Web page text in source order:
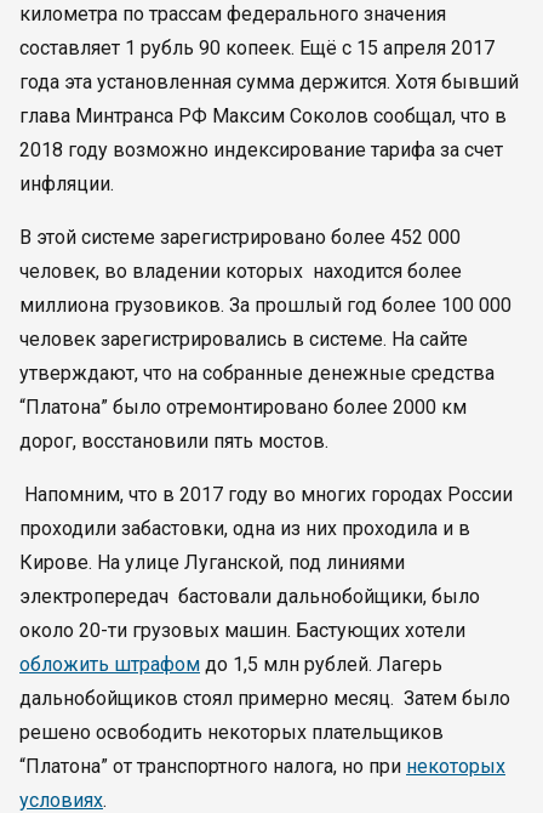
километра по трассам федерального значения
составляет 1 рубль 90 копеек. Ещё с 15 апреля 2017
года эта установленная сумма держится. Хотя бывший
глава Минтранса РФ Максим Соколов сообщал, что в
2018 году возможно индексирование тарифа за счет
инфляции.
В этой системе зарегистрировано более 452 000
человек, во владении которых находится более
миллиона грузовиков. За прошлый год более 100 000
человек зарегистрировались в системе. На сайте
утверждают, что на собранные денежные средства
“Платона” было отремонтировано более 2000 км
дорог, восстановили пять мостов.
Напомним, что в 2017 году во многих городах России
проходили забастовки, одна из них проходила и в
Кирове. На улице Луганской, под линиями
электропередач бастовали дальнобойщики, было
около 20-ти грузовых машин. Бастующих хотели
обложить штрафом до 1,5 млн рублей. Лагерь
дальнобойщиков стоял примерно месяц. Затем было
решено освободить некоторых плательщиков
“Платона” от транспортного налога, но при некоторых
условиях.